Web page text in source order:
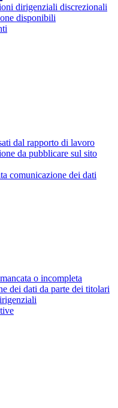
dirigenziali discrezionali
disponibili
dal rapporto di lavoro
da pubblicare sul sito
comunicazione dei dati
o incompleta
dei dati da parte dei titolari